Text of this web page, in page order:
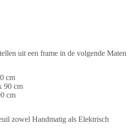
uit een frame in de volgende Maten
cm
90 cm
cm
zowel Handmatig als Elektrisch